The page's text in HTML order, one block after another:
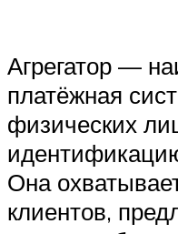
Агрегатор —
платёжная
физических
Она
клиентов,